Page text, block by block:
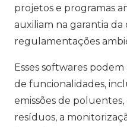
projetos e programas
auxiliam na garantia
regulamentações
Esses softwares
de funcionalidades,
emissões de
resíduos, a